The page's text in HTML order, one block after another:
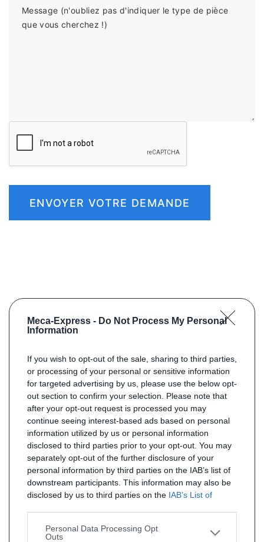
Meca-Express - Do Not Process My Personal
Information
If you wish to opt-out of the sale, sharing to third parties,
or processing of your personal or sensitive information
for targeted advertising by us, please use the below opt-
out section to confirm your selection. Please note that
after your opt-out request is processed you may
continue seeing interest-based ads based on personal
information utilized by us or personal information
disclosed to third parties prior to your opt-out. You may
separately opt-out of the further disclosure of your
personal information by third parties on the IAB’s list of
downstream participants. This information may also be
disclosed by us to third parties on the IAB’s List of
Personal Data Processing Opt
Outs
Message (n'oubliez pas d'indiquer le type de pièce
que vous cherchez !)
ENVOYER VOTRE DEMANDE